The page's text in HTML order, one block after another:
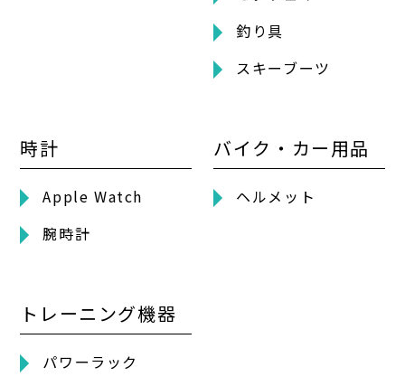
釣り具
スキーブーツ
時計
Apple Watch
腕時計
バイク・カー用品
ヘルメット
トレーニング機器
パワーラック